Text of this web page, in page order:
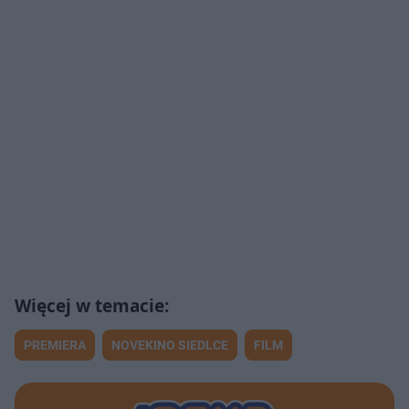
PREMIERA NOVEKINO SIEDLCE FILM